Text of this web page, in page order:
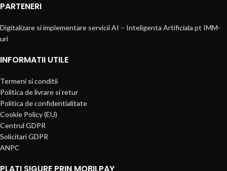
PARTENERI
Digitalizare si implementare servicii AI – Inteligenta Artificiala pt IMM-
uri
INFORMATII UTILE
Termeni si conditii
Politica de livrare si retur
Politica de confidentialitate
Cookie Policy (EU)
Centrul GDPR
Solicitari GDPR
ANPC